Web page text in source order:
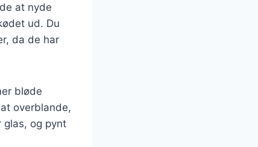
at nyde
ud. Du
da de har
bløde
overblande,
glas, og pynt